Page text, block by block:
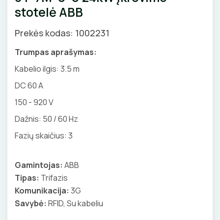
Pirties apšvietimas
Augalų apšvietimas
Valdikliai, pulteliai
Judesio davikliai
Šviestuvų priedai
GNYBTAI
ANTGALIAI
SANDARIKLIAI
TERMO VAMZDELIAI, PIRŠTINĖS
TVIRTINIMO DETALĖS
GRINDINĖS DĖŽUTĖS
Priedai
KONTAKTORIAI
KIRTIKLIAI
RELĖS
SKAITIKLIAI
VARIKLIO JUNGIKLIAI
MYGTUKAI
stotelė ABB
Prekės kodas: 1002231
Trumpas aprašymas:
Kabelio ilgis: 3.5 m
DC 60 A
150 - 920 V
Dažnis: 50 / 60 Hz
Fazių skaičius: 3
Gamintojas: ABB
Tipas: Trifazis
Komunikacija: 3G
Savybė: RFID, Su kabeliu